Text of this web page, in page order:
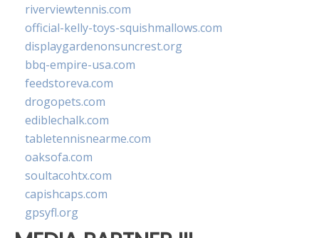
riverviewtennis.com
official-kelly-toys-squishmallows.com
displaygardenonsuncrest.org
bbq-empire-usa.com
feedstoreva.com
drogopets.com
ediblechalk.com
tabletennisnearme.com
oaksofa.com
soultacohtx.com
capishcaps.com
gpsyfl.org